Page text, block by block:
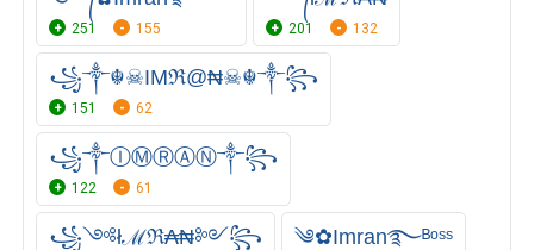
251 155 201 132
꧁༒☬☠IMℜ@₦☠︎☬༒꧂
151 62
꧁༒ⒾⓂⓇⒶⓃ༒꧂
122 61
꧁༺łℳℜ₳₦༻꧂ ༄✿Imran࿐ᴮᵒˢˢ